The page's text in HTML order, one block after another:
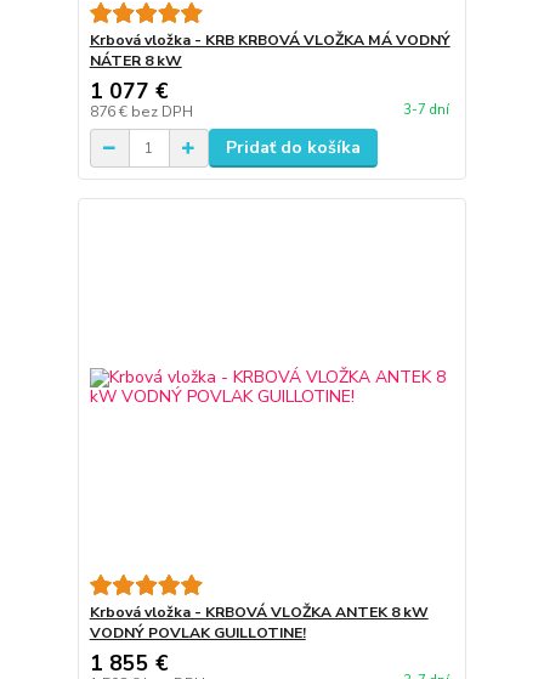
Krbová vložka - KRB KRBOVÁ VLOŽKA MÁ VODNÝ
NÁTER 8 kW
1 077 €
876 € bez DPH 3-7 dní
Pridať do košíka
Krbová vložka - KRBOVÁ VLOŽKA ANTEK 8 kW
VODNÝ POVLAK GUILLOTINE!
1 855 €